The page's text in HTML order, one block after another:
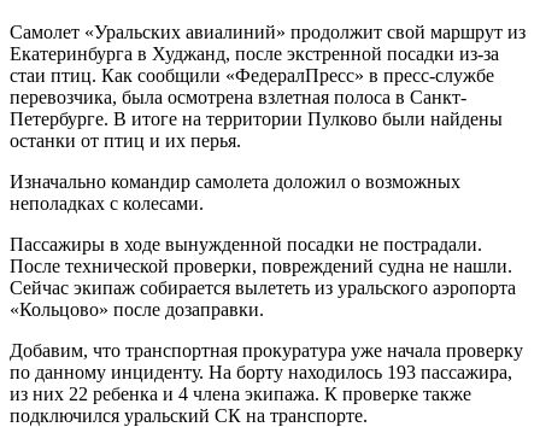
Самолет «Уральских авиалиний» продолжит свой маршрут из
Екатеринбурга в Худжанд, после экстренной посадки из-за
стаи птиц. Как сообщили «ФедералПресс» в пресс-службе
перевозчика, была осмотрена взлетная полоса в Санкт-
Петербурге. В итоге на территории Пулково были найдены
останки от птиц и их перья.
Изначально командир самолета доложил о возможных
неполадках с колесами.
Пассажиры в ходе вынужденной посадки не пострадали.
После технической проверки, повреждений судна не нашли.
Сейчас экипаж собирается вылететь из уральского аэропорта
«Кольцово» после дозаправки.
Добавим, что транспортная прокуратура уже начала проверку
по данному инциденту. На борту находилось 193 пассажира,
из них 22 ребенка и 4 члена экипажа. К проверке также
подключился уральский СК на транспорте.